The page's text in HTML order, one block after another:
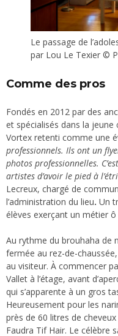
Le passage de
par Lou Le Texier ©
Comme des pros
Fondés en 2012 par des
et spécialisés dans la
Vortex retenti comme une
professionnels. Ils ont un
photos professionnelles.
artistes d’avoir le pied à
Lecreux, chargé de
l’administration du lieu. Un
élèves exerçant un métier
Au rythme du brouhaha de
fermée au rez-de-
au visiteur. À commencer
Vallet à l’étage, avant
qui s’apparente à un gros
Heureusement pour les
près de 60 litres de
Faudra Tif Hair. Le célèbre